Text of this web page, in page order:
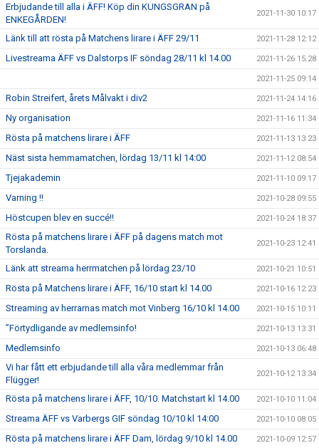
Erbjudande till alla i ÄFF! Köp din KUNGSGRAN på
ENKEGÅRDEN!
2021-11-30 10:17
Länk till att rösta på Matchens lirare i ÄFF 29/11 2021-11-28 12:12
Livestreama ÄFF vs Dalstorps IF söndag 28/11 kl 14.00 2021-11-26 15:28
2021-11-25 09:14
Robin Streifert, årets Målvakt i div2 2021-11-24 14:16
Ny organisation 2021-11-16 11:34
Rösta på matchens lirare i ÄFF 2021-11-13 13:23
Näst sista hemmamatchen, lördag 13/11 kl 14:00 2021-11-12 08:54
Tjejakademin 2021-11-10 09:17
Varning !! 2021-10-28 09:55
Höstcupen blev en succé!! 2021-10-24 18:37
Rösta på matchens lirare i ÄFF på dagens match mot
Torslanda.
2021-10-23 12:41
Länk att streama herrmatchen på lördag 23/10 2021-10-21 10:51
Rösta på Matchens lirare i ÄFF, 16/10 start kl 14.00 2021-10-16 12:23
Streaming av herrarnas match mot Vinberg 16/10 kl 14.00 2021-10-15 10:11
”Förtydligande av medlemsinfo! 2021-10-13 13:31
Medlemsinfo 2021-10-13 06:48
Vi har fått ett erbjudande till alla våra medlemmar från
Flügger!
2021-10-12 13:34
Rösta på matchens lirare i ÄFF, 10/10. Matchstart kl 14.00 2021-10-10 11:04
Streama ÄFF vs Varbergs GIF söndag 10/10 kl 14:00 2021-10-10 08:05
Rösta på matchens lirare i ÄFF Dam, lördag 9/10 kl 14.00 2021-10-09 12:57